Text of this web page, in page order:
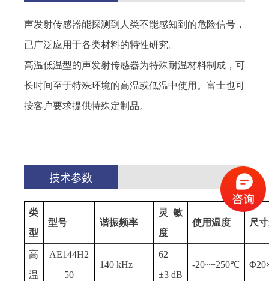
声发射传感器能探测到人类不能感知到的危险信号，
已广泛应用于各类材料的特性研究。
高温低温型的声发射传感器为特殊耐温材料制成，可
长时间至于特殊环境的高温或低温中使用。富士也可
按客户要求提供特殊定制品。
技术参数
类
型
型号 谐振频率
灵敏
度
使用温度 尺
高
温
AE144H2
50
140 kHz
62
±3 dB
-20~+250℃